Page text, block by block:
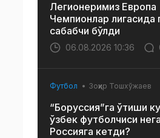
Легионеримиз Европа
Чемпионлар лигасида
сабабчи бўлди
06.08.2026 10:36
Футбол Зоҳир Тошхўжаев
“Боруссия”га ўтиши
ўзбек футболчиси
Россияга кетди?